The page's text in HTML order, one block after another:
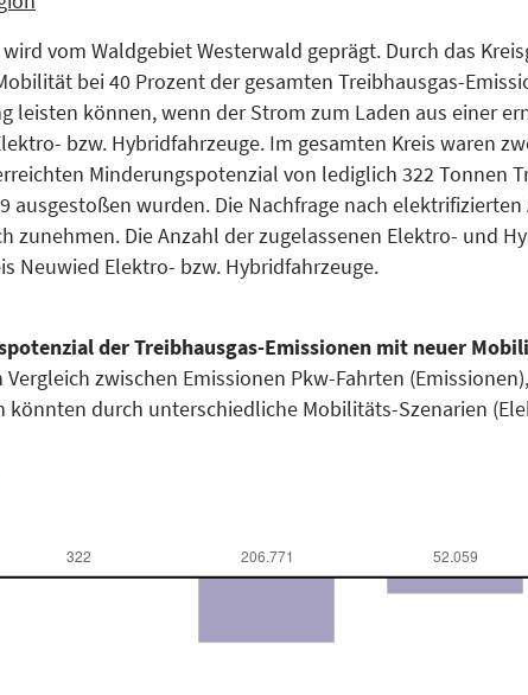
vom Waldgebiet Westerwald geprägt. Durch das
bei 40 Prozent der gesamten Treibhausgas-
leisten können, wenn der Strom zum Laden aus einer
bzw. Hybridfahrzeuge. Im gesamten Kreis waren
Minderungspotenzial von lediglich 322 Tonnen
ausgestoßen wurden. Die Nachfrage nach
zunehmen. Die Anzahl der zugelassenen Elektro- und
Neuwied Elektro- bzw. Hybridfahrzeuge.
der Treibhausgas-Emissionen mit neuer
zwischen Emissionen Pkw-Fahrten
könnten durch unterschiedliche Mobilitäts-Szenarien